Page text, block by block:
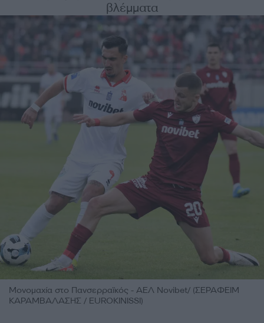
βλέμματα
Μονομαχία στο Πανσερραϊκός - ΑΕΛ Novibet/ (ΣΕΡΑΦΕΙΜ
ΚΑΡΑΜΒΑΛΑΣΗΣ / EUROKINISSI)